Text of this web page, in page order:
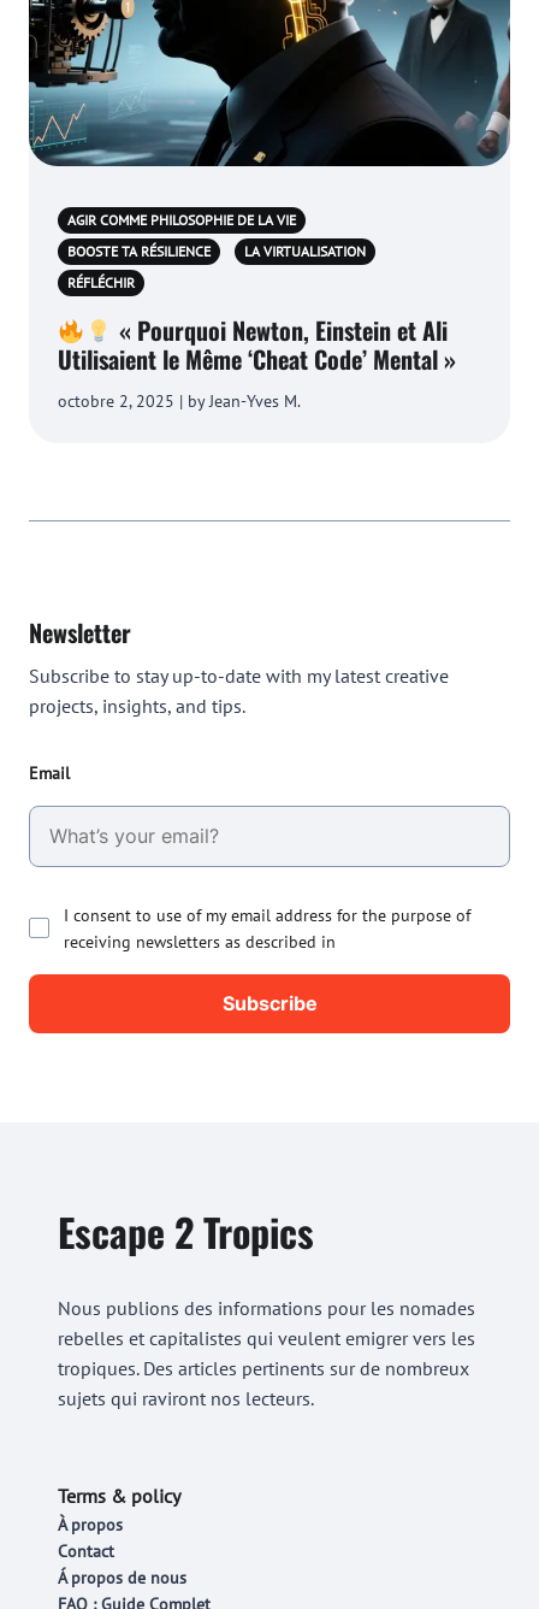
AGIR COMME PHILOSOPHIE DE LA VIE
BOOSTE TA RÉSILIENCE
LA VIRTUALISATION
RÉFLÉCHIR
« Pourquoi Newton, Einstein et Ali
Utilisaient le Même ‘Cheat Code’ Mental »
octobre 2, 2025 | by Jean-Yves M.
Newsletter
Subscribe to stay up-to-date with my latest creative
projects, insights, and tips.
Email
I consent to use of my email address for the purpose of
receiving newsletters as described in
Escape 2 Tropics
Nous publions des informations pour les nomades
rebelles et capitalistes qui veulent emigrer vers les
tropiques. Des articles pertinents sur de nombreux
sujets qui raviront nos lecteurs.
Terms & policy
À propos
Contact
Á propos de nous
FAQ : Guide Complet